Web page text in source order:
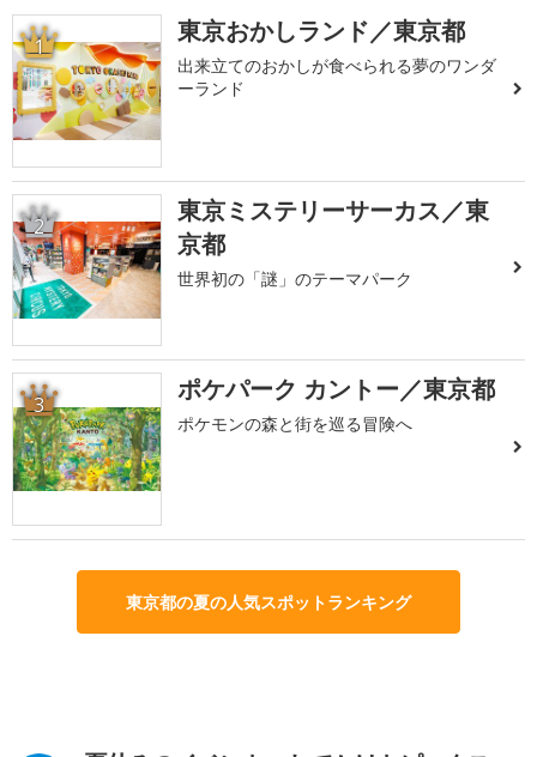
1 東京おかしランド／東京都
出来立てのおかしが食べられる夢のワンダ
ーランド
2
東京ミステリーサーカス／東
京都
世界初の「謎」のテーマパーク
3 ポケパーク カントー／東京都
ポケモンの森と街を巡る冒険へ
東京都の夏の人気スポットランキング